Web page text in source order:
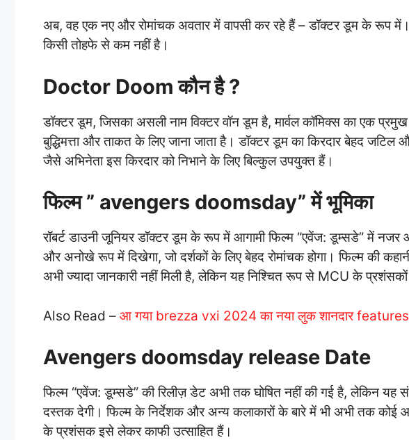
अब, वह एक नए और रोमांचक अवतार में वापसी कर रहे हैं – डॉक्टर डूम के रूप
किसी तोहफे से कम नहीं है।
Doctor Doom कौन है ?
डॉक्टर डूम, जिसका असली नाम विक्टर वॉन डूम है, मार्वल कॉमिक्स का एक
बुद्धिमत्ता और ताकत के लिए जाना जाता है। डॉक्टर डूम का किरदार बेहद जटिल
जैसे अभिनेता इस किरदार को निभाने के लिए बिल्कुल उपयुक्त हैं।
फिल्म ” avengers doomsday” में भूमिका
रॉबर्ट डाउनी जूनियर डॉक्टर डूम के रूप में आगामी फिल्म “एवेंज: डूम्सडे” में
और अनोखे रूप में दिखेगा, जो दर्शकों के लिए बेहद रोमांचक होगा। फिल्म की
अभी ज्यादा जानकारी नहीं मिली है, लेकिन यह निश्चित रूप से MCU के
Also Read – आ गया brezza vxi 2024 का नया लुक शानदार
Avengers doomsday release Date
फिल्म “एवेंज: डूम्सडे” की रिलीज़ डेट अभी तक घोषित नहीं की गई है, लेकिन यह
दस्तक देगी। फिल्म के निर्देशक और अन्य कलाकारों के बारे में भी अभी तक कोई
के प्रशंसक इसे लेकर काफी उत्साहित हैं।